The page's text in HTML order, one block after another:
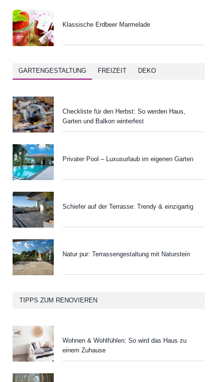
Klassische Erdbeer Marmelade
GARTENGESTALTUNG FREIZEIT DEKO
Checkliste für den Herbst: So werden Haus,
Garten und Balkon winterfest
Privater Pool – Luxusurlaub im eigenen Garten
Schiefer auf der Terrasse: Trendy & einzigartig
Natur pur: Terrassengestaltung mit Naturstein
TIPPS ZUM RENOVIEREN
Wohnen & Wohlfühlen: So wird das Haus zu
einem Zuhause